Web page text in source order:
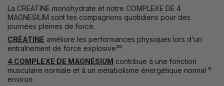
La CREATINE monohydrate et notre COMPLEXE DE 4
MAGNESIUM sont tes compagnons quotidiens pour des
journées pleines de force.
CRÉATINE améliore les performances physiques lors d'un
entraînement de force explosive²⁰.
4 COMPLEXE DE MAGNÉSIUM contribue à une fonction
musculaire normale et à un métabolisme énergétique normal ⁸
environ.